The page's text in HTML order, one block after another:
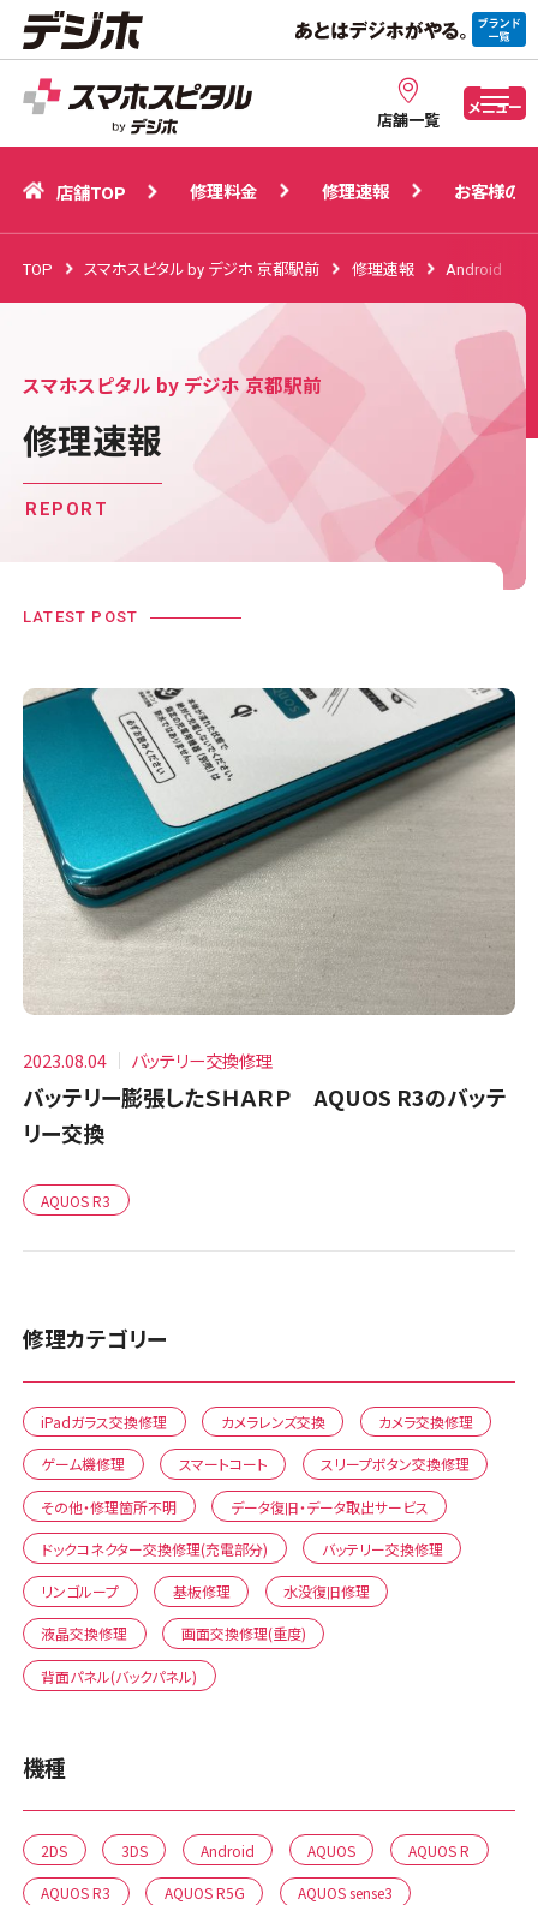
店舗一覧
メニュー
店舗TOP 修理速報 お客様の声
店舗TOP 修理料金 修理速報 お客様の声
TOP スマホスピタル by デジホ 京都駅前 修理速報 Android
スマホスピタル by デジホ 京都駅前
修理速報
REPORT
LATEST POST
2023.08.04 バッテリー交換修理
バッテリー膨張したＳＨＡＲＰ AQUOS R3のバッテ
リー交換
AQUOS R3
修理カテゴリー
iPadガラス交換修理 カメラレンズ交換 カメラ交換修理
ゲーム機修理 スマートコート スリープボタン交換修理
その他・修理箇所不明 データ復旧・データ取出サービス
ドックコネクター交換修理(充電部分) バッテリー交換修理
リンゴループ 基板修理 水没復旧修理
液晶交換修理 画面交換修理(重度)
背面パネル(バックパネル)
機種
2DS 3DS Android AQUOS AQUOS R
AQUOS R3 AQUOS R5G AQUOS sense3